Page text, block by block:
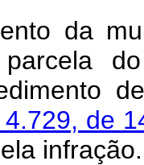
da
4.729, de
infração.